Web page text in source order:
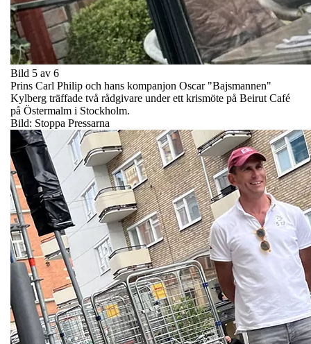
Bild 5 av 6
Prins Carl Philip och hans kompanjon Oscar "Bajsmannen"
Kylberg träffade två rådgivare under ett krismöte på Beirut Café
på Östermalm i Stockholm.
Bild: Stoppa Pressarna